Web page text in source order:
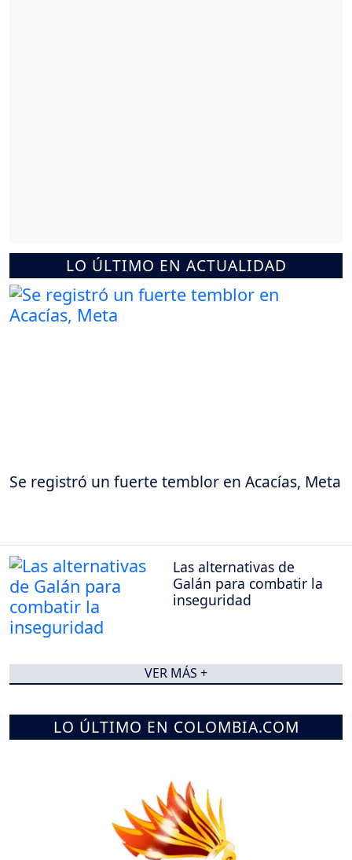
LO ÚLTIMO EN ACTUALIDAD
Se registró un fuerte temblor en Acacías, Meta
Las alternativas de
Galán para combatir la
inseguridad
VER MÁS +
LO ÚLTIMO EN COLOMBIA.COM